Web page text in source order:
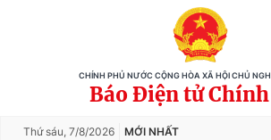
CHÍNH PHỦ NƯỚC CỘNG HÒA XÃ HỘI CHỦ
Báo Điện tử
Thứ sáu, 7/8/2026 MỚI NHẤT